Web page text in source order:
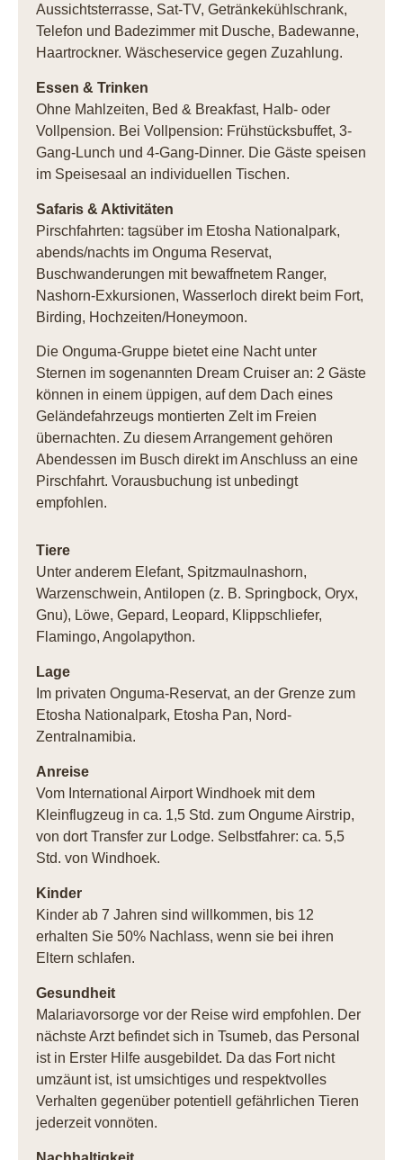
Aussichtsterrasse, Sat-TV, Getränkekühlschrank,
Telefon und Badezimmer mit Dusche, Badewanne,
Haartrockner. Wäscheservice gegen Zuzahlung.
Essen & Trinken
Ohne Mahlzeiten, Bed & Breakfast, Halb- oder
Vollpension. Bei Vollpension: Frühstücksbuffet, 3-
Gang-Lunch und 4-Gang-Dinner. Die Gäste speisen
im Speisesaal an individuellen Tischen.
Safaris & Aktivitäten
Pirschfahrten: tagsüber im Etosha Nationalpark,
abends/nachts im Onguma Reservat,
Buschwanderungen mit bewaffnetem Ranger,
Nashorn-Exkursionen, Wasserloch direkt beim Fort,
Birding, Hochzeiten/Honeymoon.
Die Onguma-Gruppe bietet eine Nacht unter
Sternen im sogenannten Dream Cruiser an: 2 Gäste
können in einem üppigen, auf dem Dach eines
Geländefahrzeugs montierten Zelt im Freien
übernachten. Zu diesem Arrangement gehören
Abendessen im Busch direkt im Anschluss an eine
Pirschfahrt. Vorausbuchung ist unbedingt
empfohlen.
Tiere
Unter anderem Elefant, Spitzmaulnashorn,
Warzenschwein, Antilopen (z. B. Springbock, Oryx,
Gnu), Löwe, Gepard, Leopard, Klippschliefer,
Flamingo, Angolapython.
Lage
Im privaten Onguma-Reservat, an der Grenze zum
Etosha Nationalpark, Etosha Pan, Nord-
Zentralnamibia.
Anreise
Vom International Airport Windhoek mit dem
Kleinflugzeug in ca. 1,5 Std. zum Ongume Airstrip,
von dort Transfer zur Lodge. Selbstfahrer: ca. 5,5
Std. von Windhoek.
Kinder
Kinder ab 7 Jahren sind willkommen, bis 12
erhalten Sie 50% Nachlass, wenn sie bei ihren
Eltern schlafen.
Gesundheit
Malariavorsorge vor der Reise wird empfohlen. Der
nächste Arzt befindet sich in Tsumeb, das Personal
ist in Erster Hilfe ausgebildet. Da das Fort nicht
umzäunt ist, ist umsichtiges und respektvolles
Verhalten gegenüber potentiell gefährlichen Tieren
jederzeit vonnöten.